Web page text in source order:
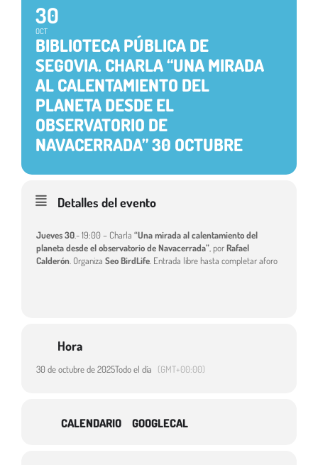
30
OCT
BIBLIOTECA PÚBLICA DE
SEGOVIA. CHARLA “UNA MIRADA
AL CALENTAMIENTO DEL
PLANETA DESDE EL
OBSERVATORIO DE
NAVACERRADA” 30 OCTUBRE
Detalles del evento
Jueves 30.- 19:00 – Charla “Una mirada al calentamiento del
planeta desde el observatorio de Navacerrada” , porRafael
Calderón . Organiza Seo BirdLife . Entrada libre hasta completar aforo
Hora
30 de octubre de 2025Todo el día (GMT+00:00)
CALENDARIO GOOGLECAL